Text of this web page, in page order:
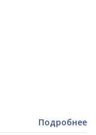
Подробнее